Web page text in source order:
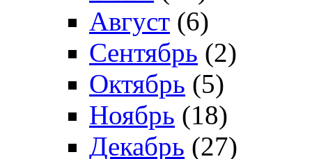
Август (6)
Сентябрь (2)
Октябрь (5)
Ноябрь (18)
Декабрь (27)